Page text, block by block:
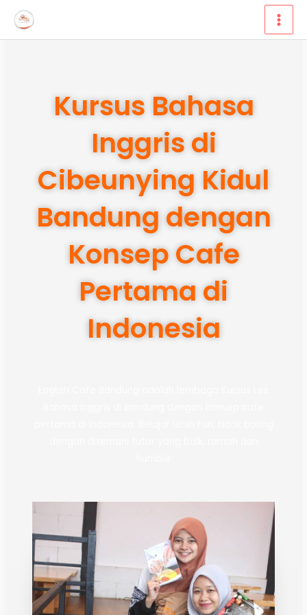
Lewati
konten
Kursus Bahasa
Inggris di
Cibeunying Kidul
Bandung dengan
Konsep Cafe
Pertama di
Indonesia